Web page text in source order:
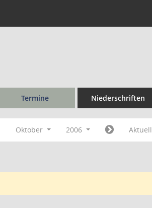
Termine Niederschriften
Oktober 2006 Aktuell